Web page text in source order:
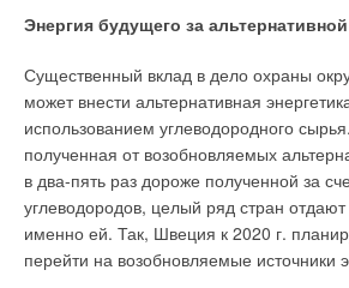
Энергия будущего за
Существенный вклад в дело охраны
может внести альтернативная
использованием углеводородного
полученная от возобновляемых
в два-пять раз дороже полученной за
углеводородов, целый ряд стран
именно ей. Так, Швеция к 2020 г.
перейти на возобновляемые источники
одной стороны, транспортирование
от санитарно-технических приборов в
канализационную сеть, а с другой —
(пропускать и выпускать воздух)
канализационных трубопроводов и
канализационных колодцев.
Канализационные стояки как жилых, так
зданий, как малоэтажных, так и
высоток состоят из этаже-стояков [6].
между собой способом подключения
Текст комментария